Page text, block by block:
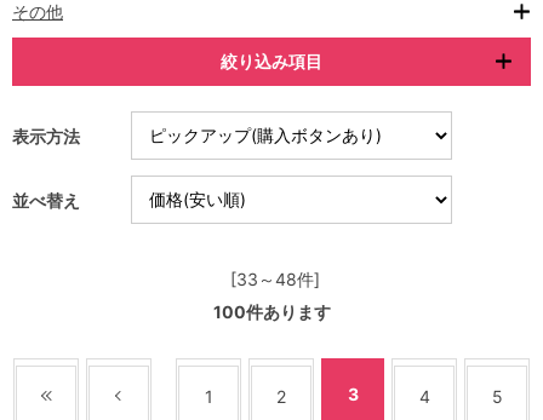
その他
絞り込み項目
表示方法
並べ替え
[33～48件]
100件あります
1 2 3 4 5